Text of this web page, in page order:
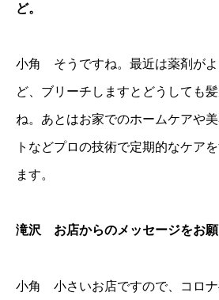
ど。
小角 そうですね。最近は薬剤が
ど、ブリーチしますとどうしても
ね。あとはお家でのホームケアや
トなどプロの技術で定期的なケア
ます。
滝沢 お店からのメッセージをお願
小角 小さいお店ですので、コロナ